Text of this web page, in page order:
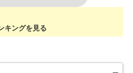
キングを見る